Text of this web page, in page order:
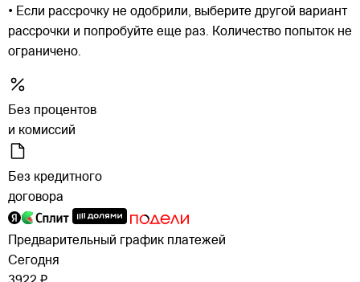
• Если рассрочку не одобрили, выберите другой вариант
рассрочки и попробуйте еще раз. Количество попыток не
ограничено.
Без процентов
и комиссий
Без кредитного
договора
Предварительный график платежей
Сегодня